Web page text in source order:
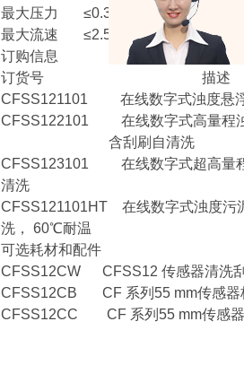
最大压力 ≤0.3 Mpa
最大流速 ≤2.5 m/s、8.2 ft/s
订购信息
订货号 描述
CFSS121101 在线数字式浊度悬浮
CFSS122101 在线数字式高量程浊
含刮刷自清洗
CFSS123101 在线数字式超高
清洗
CFSS121101HT 在线数字式浊
洗， 60℃耐温
可选耗材和配件
CFSS12CW CFSS12 传感器清洗
CFSS12CB CF 系列55 mm传感器
CFSS12CC CF 系列55 mm传感器